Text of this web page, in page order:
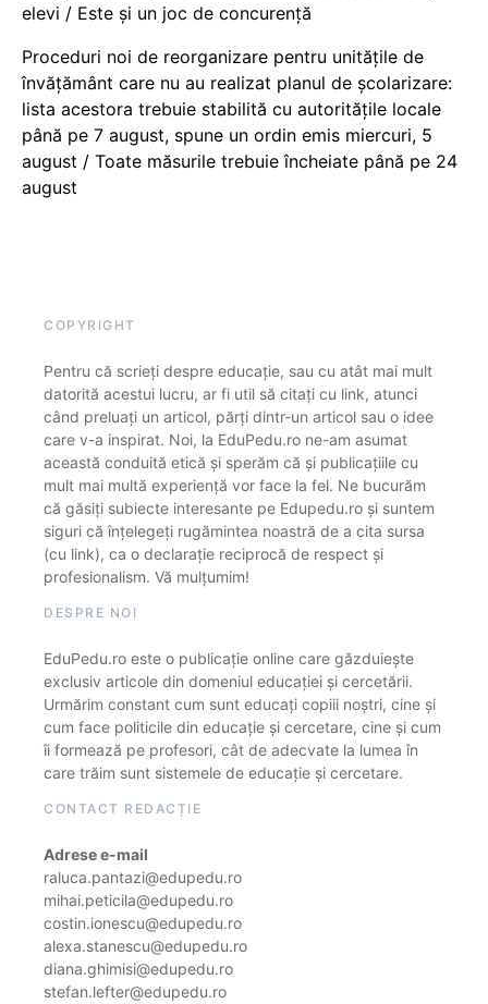
elevi / Este și un joc de concurență
Proceduri noi de reorganizare pentru unitățile de
învățământ care nu au realizat planul de școlarizare:
lista acestora trebuie stabilită cu autoritățile locale
până pe 7 august, spune un ordin emis miercuri, 5
august / Toate măsurile trebuie încheiate până pe 24
august
COPYRIGHT
Pentru că scrieți despre educație, sau cu atât mai mult
datorită acestui lucru, ar fi util să citați cu link, atunci
când preluați un articol, părți dintr-un articol sau o idee
care v-a inspirat. Noi, la EduPedu.ro ne-am asumat
această conduită etică și sperăm că și publicațiile cu
mult mai multă experiență vor face la fel. Ne bucurăm
că găsiți subiecte interesante pe Edupedu.ro și suntem
siguri că înțelegeți rugămintea noastră de a cita sursa
(cu link), ca o declarație reciprocă de respect și
profesionalism. Vă mulțumim!
DESPRE NOI
EduPedu.ro este o publicație online care găzduiește
exclusiv articole din domeniul educației și cercetării.
Urmărim constant cum sunt educați copiii noștri, cine și
cum face politicile din educație și cercetare, cine și cum
îi formează pe profesori, cât de adecvate la lumea în
care trăim sunt sistemele de educație și cercetare.
CONTACT REDACȚIE
Adrese e-mail
raluca.pantazi@edupedu.ro
mihai.peticila@edupedu.ro
costin.ionescu@edupedu.ro
alexa.stanescu@edupedu.ro
diana.ghimisi@edupedu.ro
stefan.lefter@edupedu.ro